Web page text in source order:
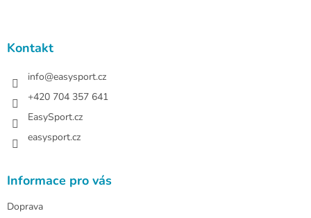
Kontakt
info@easysport.cz
+420 704 357 641
EasySport.cz
easysport.cz
Informace pro vás
Doprava